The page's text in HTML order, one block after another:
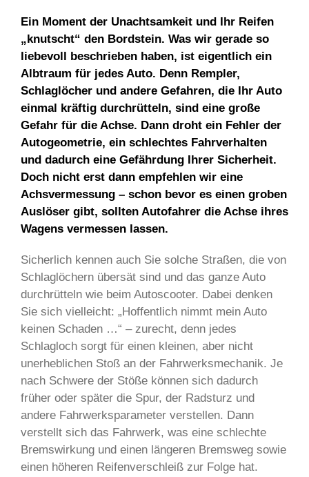
Ein Moment der Unachtsamkeit und Ihr Reifen
„knutscht“ den Bordstein. Was wir gerade so
liebevoll beschrieben haben, ist eigentlich ein
Albtraum für jedes Auto. Denn Rempler,
Schlaglöcher und andere Gefahren, die Ihr Auto
einmal kräftig durchrütteln, sind eine große
Gefahr für die Achse. Dann droht ein Fehler der
Autogeometrie, ein schlechtes Fahrverhalten
und dadurch eine Gefährdung Ihrer Sicherheit.
Doch nicht erst dann empfehlen wir eine
Achsvermessung – schon bevor es einen groben
Auslöser gibt, sollten Autofahrer die Achse ihres
Wagens vermessen lassen.
Sicherlich kennen auch Sie solche Straßen, die von
Schlaglöchern übersät sind und das ganze Auto
durchrütteln wie beim Autoscooter. Dabei denken
Sie sich vielleicht: „Hoffentlich nimmt mein Auto
keinen Schaden …“ – zurecht, denn jedes
Schlagloch sorgt für einen kleinen, aber nicht
unerheblichen Stoß an der Fahrwerksmechanik. Je
nach Schwere der Stöße können sich dadurch
früher oder später die Spur, der Radsturz und
andere Fahrwerksparameter verstellen. Dann
verstellt sich das Fahrwerk, was eine schlechte
Bremswirkung und einen längeren Bremsweg sowie
einen höheren Reifenverschleiß zur Folge hat.